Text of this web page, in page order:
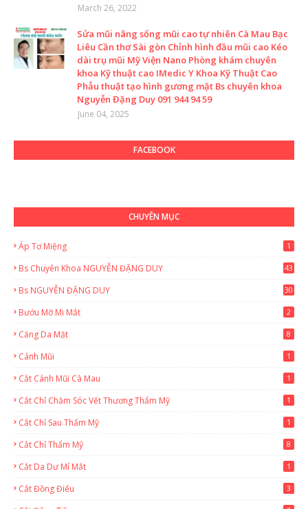
March 26, 2022
Sửa mũi nâng sống mũi cao tự nhiên Cà Mau Bạc
Liêu Cần thơ Sài gòn Chỉnh hình đầu mũi cao Kéo
dài trụ mũi Mỹ Viện Nano Phòng khám chuyên
khoa Kỹ thuật cao IMedic Y Khoa Kỹ Thuật Cao
Phẫu thuật tạo hình gương mặt Bs chuyên khoa
Nguyễn Đặng Duy 091 944 94 59
June 04, 2025
FACEBOOK
CHUYÊN MỤC
Áp Tơ Miệng 1
Bs Chuyên Khoa NGUYỄN ĐẶNG DUY
43
Bs NGUYỄN ĐẶNG DUY 30
Bướu Mỡ Mi Mắt 2
Căng Da Mặt 8
Cánh Mũi 1
Cắt Cánh Mũi Cà Mau 1
Cắt Chỉ Chăm Sóc Vết Thương Thẩm Mỹ 1
Cắt Chỉ Sau Thẩm Mỹ 1
Cắt Chỉ Thẩm Mỹ 8
Cắt Da Dư Mí Mắt 1
Cắt Đồng Điếu 3